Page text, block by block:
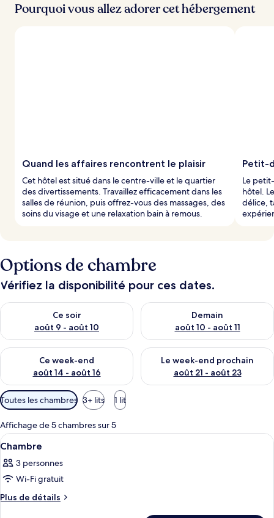
Pourquoi vous allez adorer cet hébergement
Quand les affaires rencontrent le plaisir
Cet hôtel est situé dans le centre-ville et le quartier
des divertissements. Travaillez efficacement dans les
salles de réunion, puis offrez-vous des massages, des
soins du visage et une relaxation bain à remous.
Petit-
Le
hôtel.
délice,
Options de chambre
Vérifiez la disponibilité pour ces dates.
Ce soir
août 9 - août 10
Vérifier la disponibilité pour ce soir août 9 - août 10
Demain
août 10 - août 11
Vérifier la disponibilité pour
Ce week-end
août 14 - août 16
Vérifier la disponibilité pour ce week-end août 14 - août 16
Le week-end prochain
août 21 - août 23
Vérifier la disponibilité pour
Filtres
disponibles
pour
les
chambres
Toutes les chambres 3+ lits 1 lit
Affichage de 5 chambres sur 5
Afficher
toutes
les
photos
pour
Un lit bien fait, avec du linge de lit
11
Chambre
3 personnes
Wi-Fi gratuit
Plus de détails
Plus